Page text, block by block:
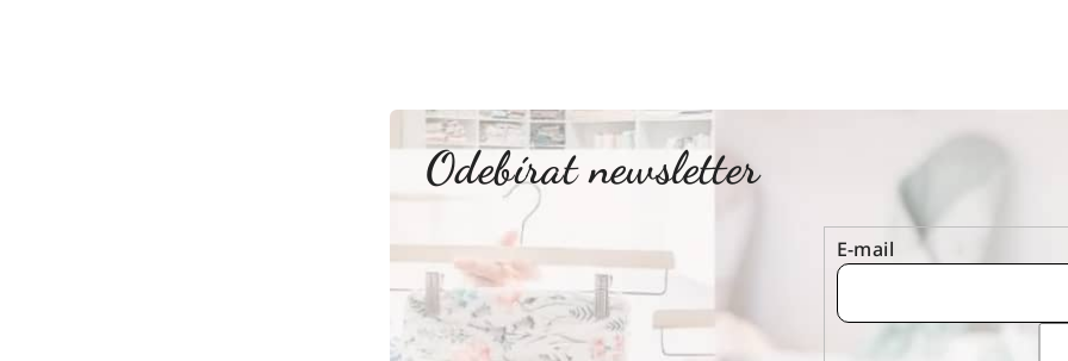
Odebírat newsletter
E-mail